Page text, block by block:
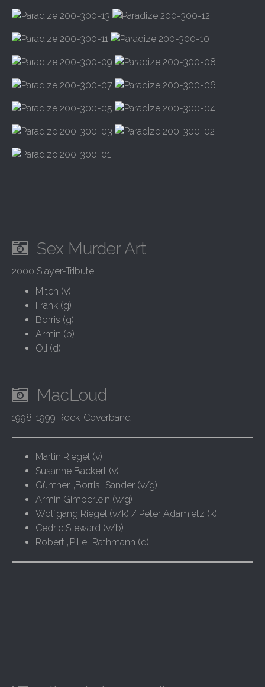
Sex Murder Art
2000 Slayer-Tribute
Mitch (v)
Frank (g)
Borris (g)
Armin (b)
Oli (d)
MacLoud
1998-1999 Rock-Coverband
Martin Riegel (v)
Susanne Backert (v)
Günther „Borris“ Sander (v/g)
Armin Gimperlein (v/g)
Wolfgang Riegel (v/k) / Peter Adamietz (k)
Cedric Steward (v/b)
Robert „Pille“ Rathmann (d)